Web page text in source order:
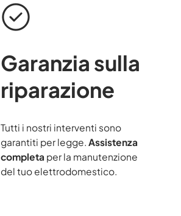
Garanzia sulla
riparazione
Tutti i nostri interventi sono
garantiti per legge. Assistenza
completa per la manutenzione
del tuo elettrodomestico.